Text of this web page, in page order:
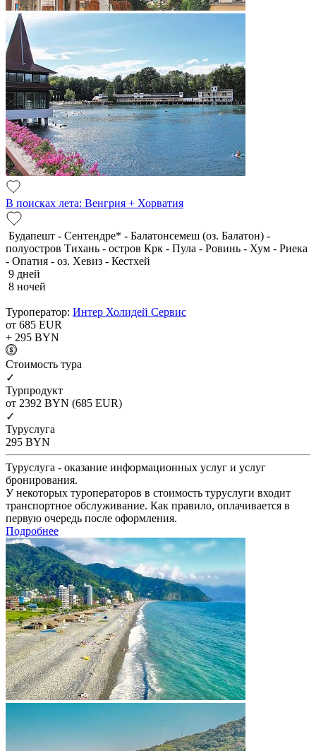
В поисках лета: Венгрия + Хорватия
Будапешт - Сентендре* - Балатонсемеш (оз. Балатон) -
полуостров Тихань - остров Крк - Пула - Ровинь - Хум - Риека
- Опатия - оз. Хевиз - Кестхей
9 дней
8 ночей
Туроператор: Интер Холидей Сервис
от 685 EUR
+ 295 BYN
Cтоимость тура
✓
Турпродукт
от 2392 BYN (685 EUR)
✓
Туруслуга
295 BYN
Туруслуга - оказание информационных услуг и услуг
бронирования.
У некоторых туроператоров в стоимость туруслуги входит
транспортное обслуживание. Как правило, оплачивается в
первую очередь после оформления.
Подробнее